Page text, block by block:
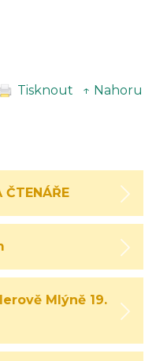
Tisknout ↑ Nahoru
ČTENÁŘE
Mlýně 19.